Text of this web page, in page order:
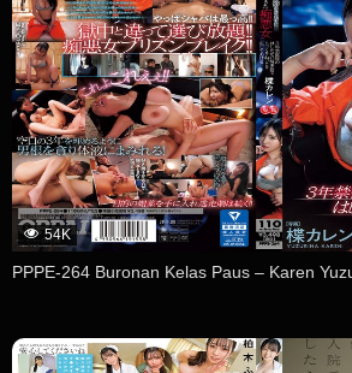
54K
PPPE-264 Buronan Kelas Paus – Karen